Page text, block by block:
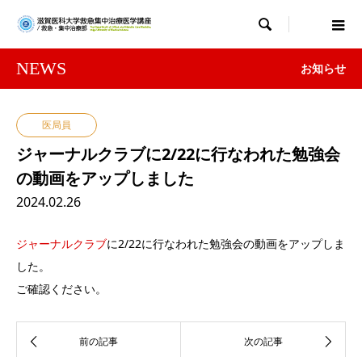

NEWS お知らせ
医局員
ジャーナルクラブに2/22に行なわれた勉強会
の動画をアップしました
2024.02.26
ジャーナルクラブに2/22に行なわれた勉強会の動画をアップしま
した。
ご確認ください。